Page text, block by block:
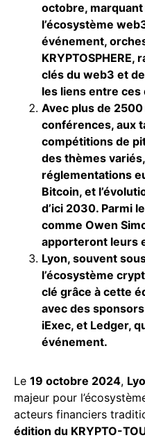
octobre,
l’écosystème
événement,
clés du web3 et
les liens entre ces
Avec plus de
conférences, aux
compétitions de
des thèmes
réglementations
Bitcoin, et
d’ici 2030. Parmi
comme Owen
apporteront leurs
Lyon, souvent
l’écosystème
clé grâce à cette
avec des
iExec, et Ledger,
événement.
Le 19 octobre 2024,
majeur pour
acteurs financiers
édition du KRYPTO-